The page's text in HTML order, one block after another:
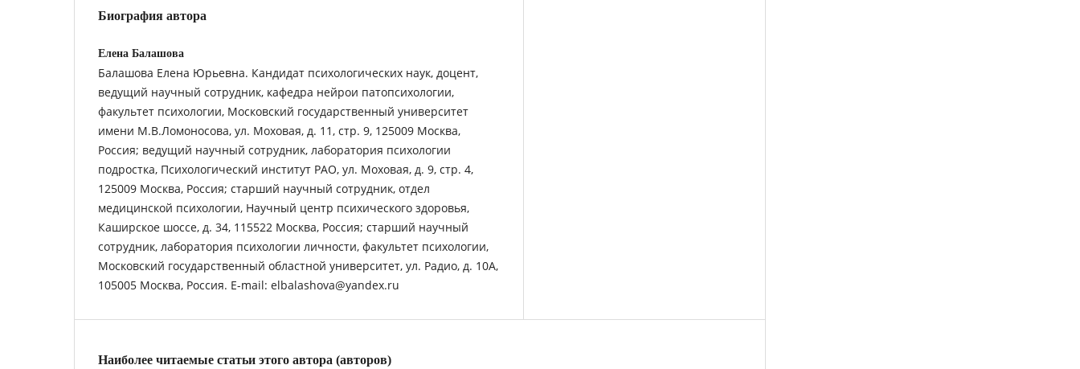
Биография автора
Елена Балашова
Балашова Елена Юрьевна. Кандидат психологических наук, доцент,
ведущий научный сотрудник, кафедра нейрои патопсихологии,
факультет психологии, Московский государственный университет
имени М.В.Ломоносова, ул. Моховая, д. 11, стр. 9, 125009 Москва,
Россия; ведущий научный сотрудник, лаборатория психологии
подростка, Психологический институт РАО, ул. Моховая, д. 9, стр. 4,
125009 Москва, Россия; старший научный сотрудник, отдел
медицинской психологии, Научный центр психического здоровья,
Каширское шоссе, д. 34, 115522 Москва, Россия; старший научный
сотрудник, лаборатория психологии личности, факультет психологии,
Московский государственный областной университет, ул. Радио, д. 10А,
105005 Москва, Россия. Е-mail: elbalashova@yandex.ru
Наиболее читаемые статьи этого автора (авторов)